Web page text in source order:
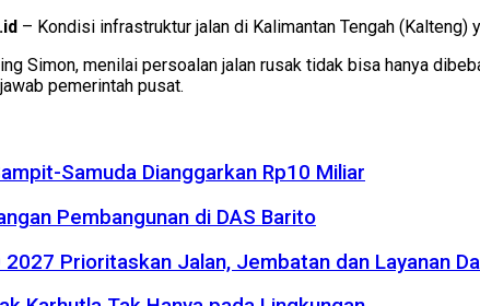
– Kondisi infrastruktur jalan di Kalimantan Tengah
Simon, menilai persoalan jalan rusak tidak bisa hanya
pemerintah pusat.
Samuda Dianggarkan Rp10 Miliar
Pembangunan di DAS Barito
2027 Prioritaskan Jalan, Jembatan dan Layanan